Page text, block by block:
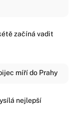
začíná vadit
míří do Prahy
nejlepší